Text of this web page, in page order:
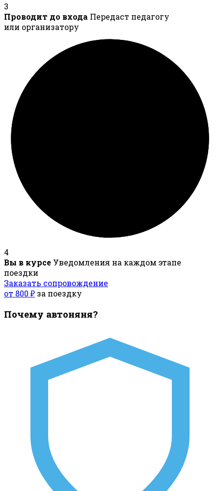
3
Проводит до входа Передаст педагогу
или организатору
4
Вы в курсе Уведомления на каждом этапе
поездки
Заказать сопровождение
от 800 ₽ за поездку
Почему автоняня?